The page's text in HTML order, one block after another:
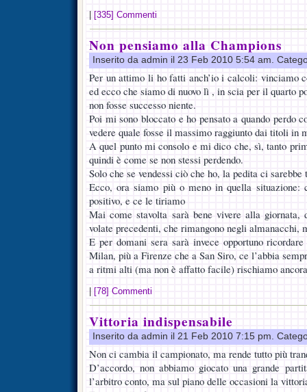
[335] Commenti
Non pensiamo alla Champions
Inserito da admin il 23 Feb 2010 5:54 am.
Per un attimo li ho fatti anch’io i calcoli: vinciamo
ed ecco che siamo di nuovo lì , in scia per il quarto
non fosse successo niente.
Poi mi sono bloccato e ho pensato a quando perdo
vedere quale fosse il massimo raggiunto dai titoli in
A quel punto mi consolo e mi dico che, sì, tanto
quindi è come se non stessi perdendo.
Solo che se vendessi ciò che ho, la pedita ci sarebbe
Ecco, ora siamo più o meno in quella
positivo, e ce le tiriamo
Mai come stavolta sarà bene vivere alla giornata,
volate precedenti, che rimangono negli almanacchi,
E per domani sera sarà invece opportuno
Milan, più a Firenze che a San Siro, ce l’abbia
a ritmi alti (ma non è affatto facile) rischiamo
[78] Commenti
Vittoria indispensabile
Inserito da admin il 21 Feb 2010 7:15 pm.
Non ci cambia il campionato, ma rende tutto più
D’accordo, non abbiamo giocato una grande
l’arbitro conto, ma sul piano delle occasioni la